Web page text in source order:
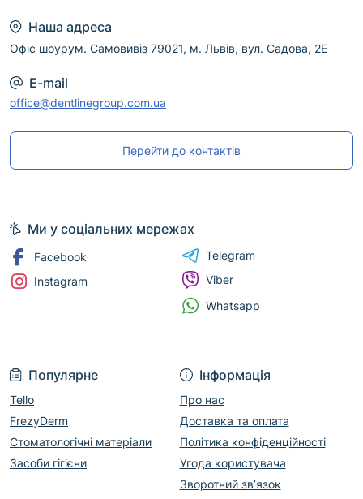
Наша адреса
Офіс шоурум. Самовивіз 79021, м. Львів, вул. Садова, 2Е
E-mail
office@dentlinegroup.com.ua
Перейти до контактів
Популярне
Tello
FrezyDerm
Стоматологічні матеріали
Засоби гігієни
Інформація
Про нас
Доставка та оплата
Політика конфіденційності
Угода користувача
Зворотний зв’язок
Ми у соціальних мережах
Facebook
Instagram
Telegram
Viber
Whatsapp